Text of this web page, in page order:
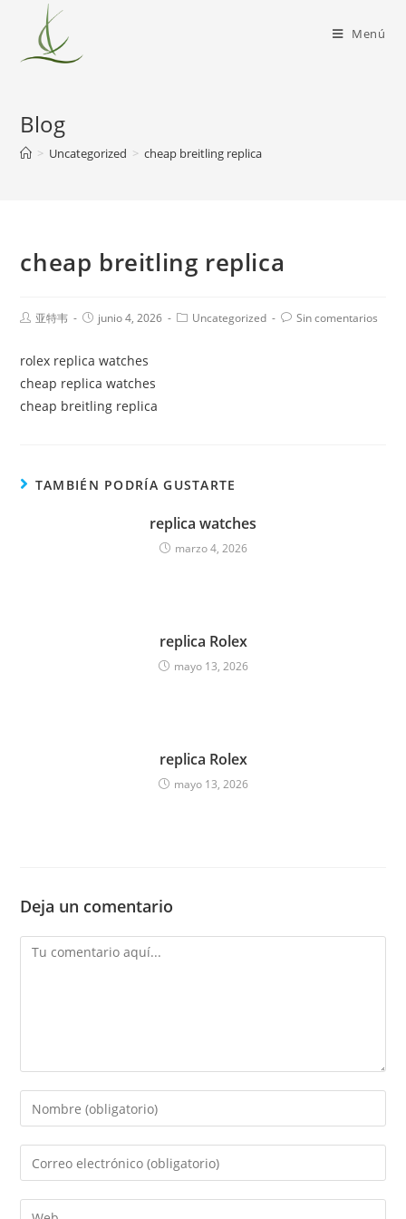
Menú
Blog
> Uncategorized > cheap breitling replica
cheap breitling replica
亚特韦 junio 4, 2026 Uncategorized Sin comentarios
rolex replica watches
cheap replica watches
cheap breitling replica
TAMBIÉN PODRÍA GUSTARTE
replica watches
marzo 4, 2026
replica Rolex
mayo 13, 2026
replica Rolex
mayo 13, 2026
Deja un comentario